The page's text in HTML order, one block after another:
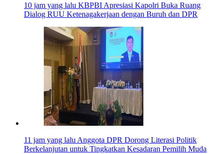
10 jam yang lalu KBPBI Apresiasi Kapolri Buka Ruang
Dialog RUU Ketenagakerjaan dengan Buruh dan DPR
11 jam yang laluAnggota DPR Dorong Literasi Politik
Berkelanjutan untuk Tingkatkan Kesadaran Pemilih Muda